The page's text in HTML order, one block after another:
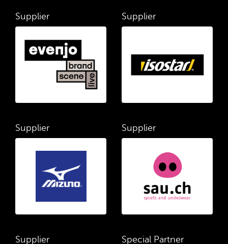
Supplier Supplier
Supplier Supplier
Supplier Special Partner